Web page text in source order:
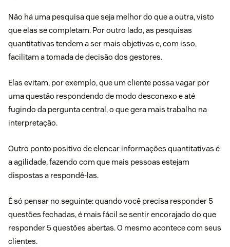
Não há uma pesquisa que seja melhor do que a outra, visto
que elas se completam. Por outro lado, as pesquisas
quantitativas tendem a ser mais objetivas e, com isso,
facilitam a tomada de decisão dos gestores.
Elas evitam, por exemplo, que um cliente possa vagar por
uma questão respondendo de modo desconexo e até
fugindo da pergunta central, o que gera mais trabalho na
interpretação.
Outro ponto positivo de elencar informações quantitativas é
a agilidade, fazendo com que mais pessoas estejam
dispostas a respondê-las.
É só pensar no seguinte: quando você precisa responder 5
questões fechadas, é mais fácil se sentir encorajado do que
responder 5 questões abertas. O mesmo acontece com seus
clientes.